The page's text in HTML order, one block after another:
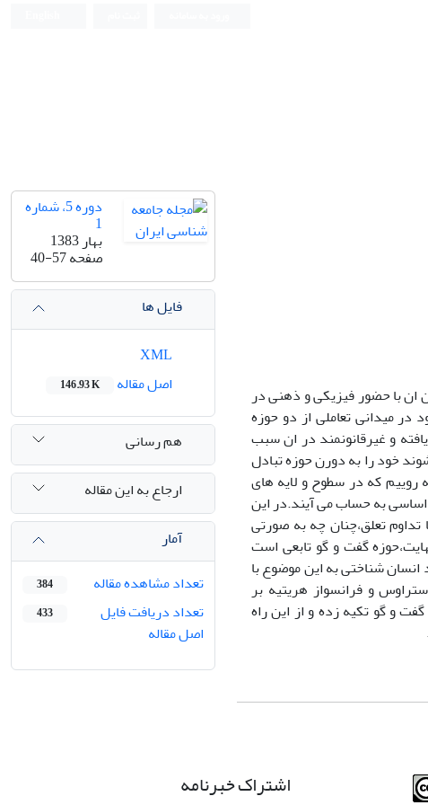
ان با حضور فیزیکی و ذهنی در
در میدانی تعاملی از دو حوزه
و غیرقانونمند در ان سبب
خود را به دورن حوزه تبادل
روییم که در سطوح و لایه های
به حساب می آیند.در این
تعلق،چنان چه به صورتی
گفت و گو تابعی است
شناختی به این موضوع با
و فرانسواز هریتیه بر
گفت و گو تکیه زده و از این راه
دوره 5، شماره
1
بهار 1383
صفحه40-57
فایل ها
اصل مقاله
146.93 K
هم رسانی
ارجاع به این مقاله
آمار
تعداد مشاهده مقاله
384
تعداد دریافت فایل
اصل مقاله
433
اشتراک خبرنامه